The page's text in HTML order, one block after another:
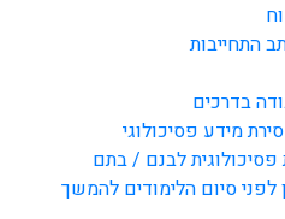
התחייבות
בדרכים
מידע פסיכולוגי
לבנם / בתם
סיום הלימודים להמשך